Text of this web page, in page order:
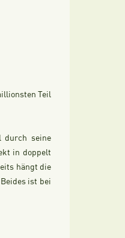
Teil
durch seine
in doppelt
hängt die
ist bei